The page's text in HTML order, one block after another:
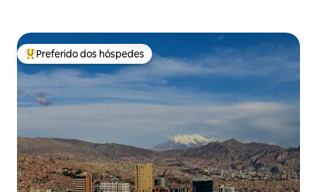
Entre os melhores preferidos dos hóspedes
Preferido dos hóspedes